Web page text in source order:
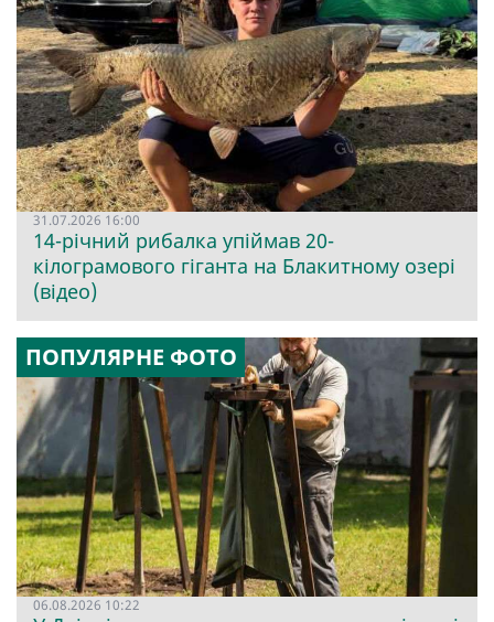
31.07.2026 16:00
14-річний рибалка упіймав 20-
кілограмового гіганта на Блакитному озері
(відео)
ПОПУЛЯРНЕ ФОТО
06.08.2026 10:22